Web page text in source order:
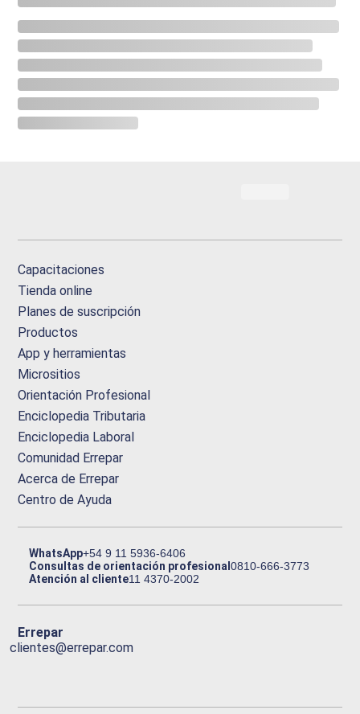
Capacitaciones
Tienda online
Planes de suscripción
Productos
App y herramientas
Micrositios
Orientación Profesional
Enciclopedia Tributaria
Enciclopedia Laboral
Comunidad Errepar
Acerca de Errepar
Centro de Ayuda
WhatsApp+54 9 11 5936-6406
Consultas de orientación profesional0810-666-3773
Atención al cliente11 4370-2002
Errepar
clientes@errepar.com